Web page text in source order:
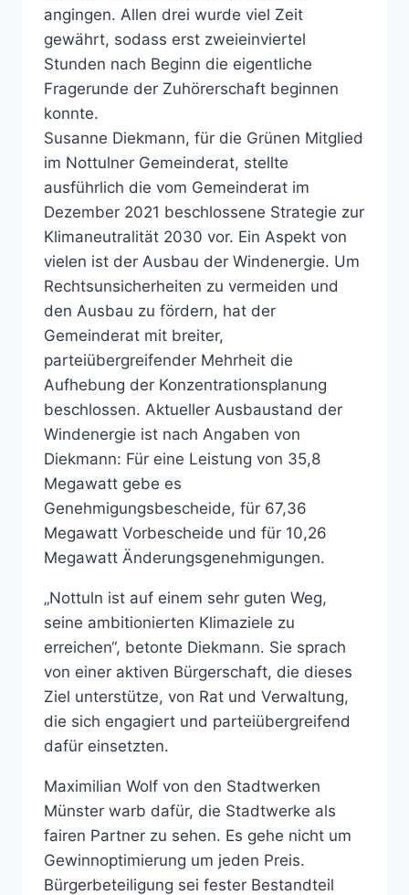
angingen. Allen drei wurde viel Zeit
gewährt, sodass erst zweieinviertel
Stunden nach Beginn die eigentliche
Fragerunde der Zuhörerschaft beginnen
konnte.
Susanne Diekmann, für die Grünen Mitglied
im Nottulner Gemeinderat, stellte
ausführlich die vom Gemeinderat im
Dezember 2021 beschlossene Strategie zur
Klimaneutralität 2030 vor. Ein Aspekt von
vielen ist der Ausbau der Windenergie. Um
Rechtsunsicherheiten zu vermeiden und
den Ausbau zu fördern, hat der
Gemeinderat mit breiter,
parteiübergreifender Mehrheit die
Aufhebung der Konzentrationsplanung
beschlossen. Aktueller Ausbaustand der
Windenergie ist nach Angaben von
Diekmann: Für eine Leistung von 35,8
Megawatt gebe es
Genehmigungsbescheide, für 67,36
Megawatt Vorbescheide und für 10,26
Megawatt Änderungsgenehmigungen.
„Nottuln ist auf einem sehr guten Weg,
seine ambitionierten Klimaziele zu
erreichen“, betonte Diekmann. Sie sprach
von einer aktiven Bürgerschaft, die dieses
Ziel unterstütze, von Rat und Verwaltung,
die sich engagiert und parteiübergreifend
dafür einsetzten.
Maximilian Wolf von den Stadtwerken
Münster warb dafür, die Stadtwerke als
fairen Partner zu sehen. Es gehe nicht um
Gewinnoptimierung um jeden Preis.
Bürgerbeteiligung sei fester Bestandteil